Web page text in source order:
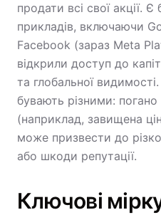
продати всі свої акції. Є
прикладів, включаючи
Facebook (зараз Meta
відкрили доступ до
та глобальної
бувають різними: погано
(наприклад, завищена
може призвести до
або шкоди репутації.
Ключові